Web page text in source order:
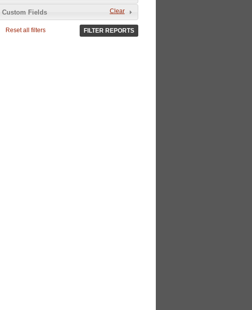
Clear
Custom Fields
Reset all filters FILTER REPORTS